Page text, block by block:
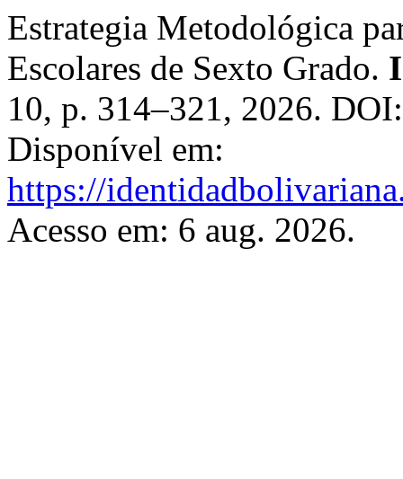
Estrategia Metodológica
Escolares de Sexto Grado.
10, p. 314–321, 2026.
Disponível em:
https://
Acesso em: 6 aug. 2026.